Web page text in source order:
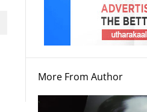
More From Author